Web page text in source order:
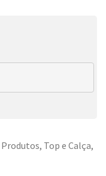
Produtos, Top e Calça,